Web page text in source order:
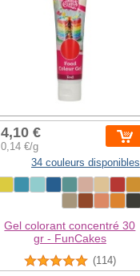
4,10 €
0,14 €/g
34 couleurs disponibles
Gel colorant concentré 30
gr - FunCakes
(114)